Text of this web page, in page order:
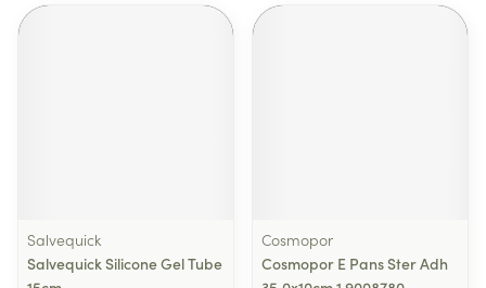
Salvequick
Salvequick Silicone Gel Tube
Cosmopor
Cosmopor E Pans Ster Adh